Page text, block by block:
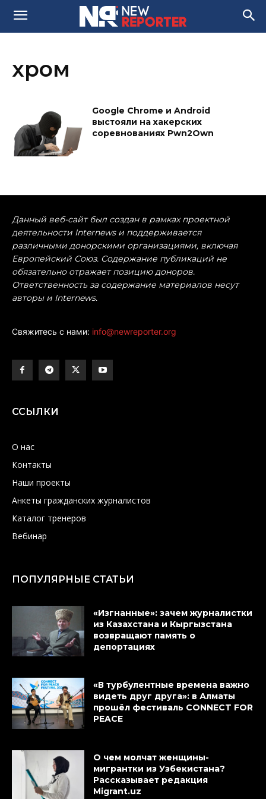
хром
Google Chrome и Android
выстояли на хакерских
соревнованиях Pwn2Own
Данный веб-сайт был создан в рамках проектной
деятельности Internews и поддерживается
различными донорскими организациями, включая
Европейский Союз. Содержание публикаций не
обязательно отражает позицию доноров.
Ответственность за содержание материалов несут
авторы и Internews.
Свяжитесь с нами: info@newreporter.org
ССЫЛКИ
О нас
Контакты
Наши проекты
Анкеты гражданских журналистов
Каталог тренеров
Вебинар
ПОПУЛЯРНЫЕ СТАТЬИ
«Изгнанные»: зачем журналистки
из Казахстана и Кыргызстана
возвращают память о
депортациях
«В турбулентные времена важно
видеть друг друга»: в Алматы
прошёл фестиваль CONNECT FOR
PEACE
О чем молчат женщины-
мигрантки из Узбекистана?
Рассказывает редакция
Migrant.uz